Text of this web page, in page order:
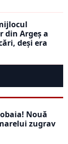
din Argeș a
deși era
Nouă
zugrav